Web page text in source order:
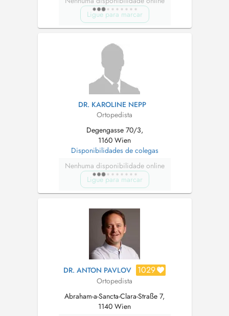
Ligue para marcar
DR. KAROLINE NEPP
Ortopedista
Degengasse 70/3,
1160 Wien
Disponibilidades de colegas
Nenhuma disponibilidade online
Ligue para marcar
DR. ANTON PAVLOV 1029
Ortopedista
Abraham-a-Sancta-Clara-Straße 7,
1140 Wien